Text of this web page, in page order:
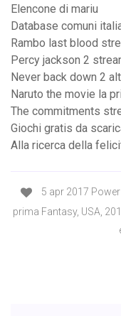
Elencone di mariu
Database comuni
Rambo last blood
Percy jackson 2
Never back down 2
Naruto the movie la
The commitments
Giochi gratis da
Alla ricerca della
5 apr 2017
prima Fantasy, USA,